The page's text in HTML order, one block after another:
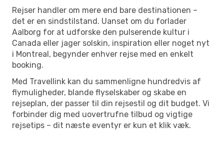
Rejser handler om mere end bare destinationen –
det er en sindstilstand. Uanset om du forlader
Aalborg for at udforske den pulserende kultur i
Canada eller jager solskin, inspiration eller noget nyt
i Montreal, begynder enhver rejse med en enkelt
booking.
Med Travellink kan du sammenligne hundredvis af
flymuligheder, blande flyselskaber og skabe en
rejseplan, der passer til din rejsestil og dit budget. Vi
forbinder dig med uovertrufne tilbud og vigtige
rejsetips – dit næste eventyr er kun et klik væk.